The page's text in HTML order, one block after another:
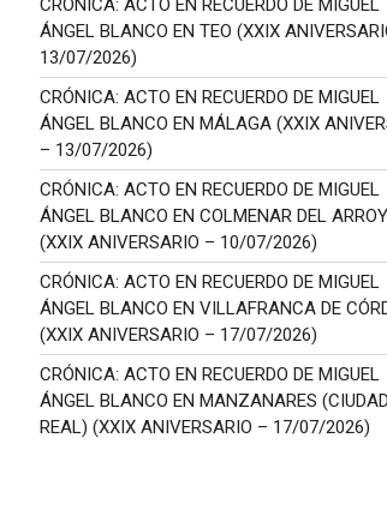
CRÓNICA: ACTO EN RECUERDO DE MIGUEL
ÁNGEL BLANCO EN TEO (XXIX
13/07/2026)
CRÓNICA: ACTO EN RECUERDO DE MIGUEL
ÁNGEL BLANCO EN MÁLAGA (XXIX
– 13/07/2026)
CRÓNICA: ACTO EN RECUERDO DE MIGUEL
ÁNGEL BLANCO EN COLMENAR DEL
(XXIX ANIVERSARIO – 10/07/2026)
CRÓNICA: ACTO EN RECUERDO DE MIGUEL
ÁNGEL BLANCO EN VILLAFRANCA DE
(XXIX ANIVERSARIO – 17/07/2026)
CRÓNICA: ACTO EN RECUERDO DE MIGUEL
ÁNGEL BLANCO EN MANZANARES (CIUDAD
REAL) (XXIX ANIVERSARIO – 17/07/2026)